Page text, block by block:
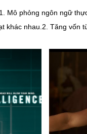
Mô phỏng ngôn ngữ
nhau.2. Tăng vốn
văn hóa, lối sống và
trình độ của bạn. Bắt
phim: Kết hợp việc
khác để đạt hiệu
Học sinh lớp 10
Các cấu trúc câu bao